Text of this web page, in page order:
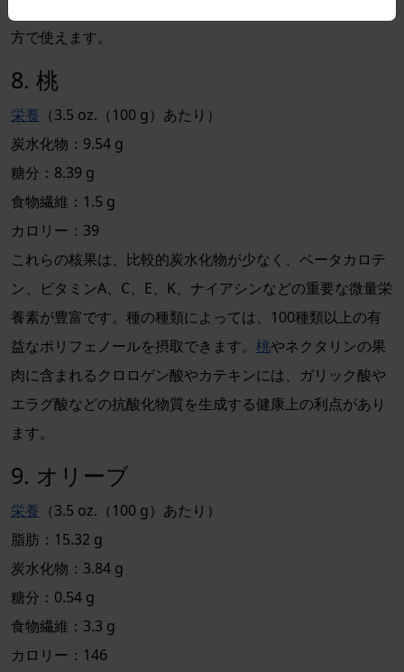
方で使えます。
8. 桃
栄養 （3.5 oz.（100 g）あたり）
炭水化物：9.54 g
糖分：8.39 g
食物繊維：1.5 g
カロリー：39
これらの核果は、比較的炭水化物が少なく、ベータカロテ
ン、ビタミンA、C、E、K、ナイアシンなどの重要な微量栄
養素が豊富です。種の種類によっては、100種類以上の有
益なポリフェノールを摂取できます。 桃やネクタリンの果
肉に含まれるクロロゲン酸やカテキンには、ガリック酸や
エラグ酸などの抗酸化物質を生成する健康上の利点があり
ます。
9. オリーブ
栄養 （3.5 oz.（100 g）あたり）
脂肪：15.32 g
炭水化物：3.84 g
糖分：0.54 g
食物繊維：3.3 g
カロリー：146